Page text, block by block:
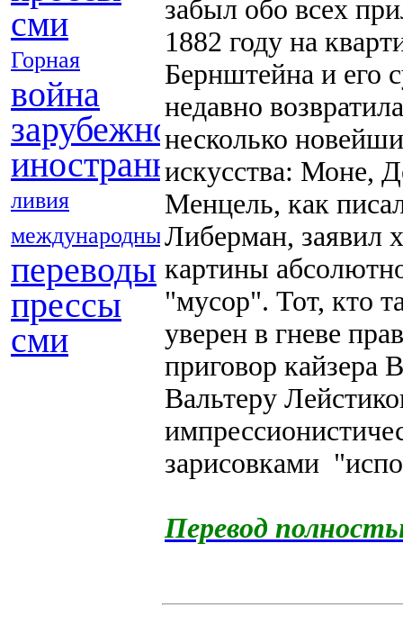
сми
Горная
война
зарубежной
иностранных
ливия
международные
переводы
прессы
сми
забыл обо всех
1882 году на
Бернштейна и его
недавно
несколько
искусства: Моне,
Менцель, как
Либерман, заявил
картины
"мусор". Тот, кто
уверен в гневе
приговор кайзера
Вальтеру
зарисовками
Перевод